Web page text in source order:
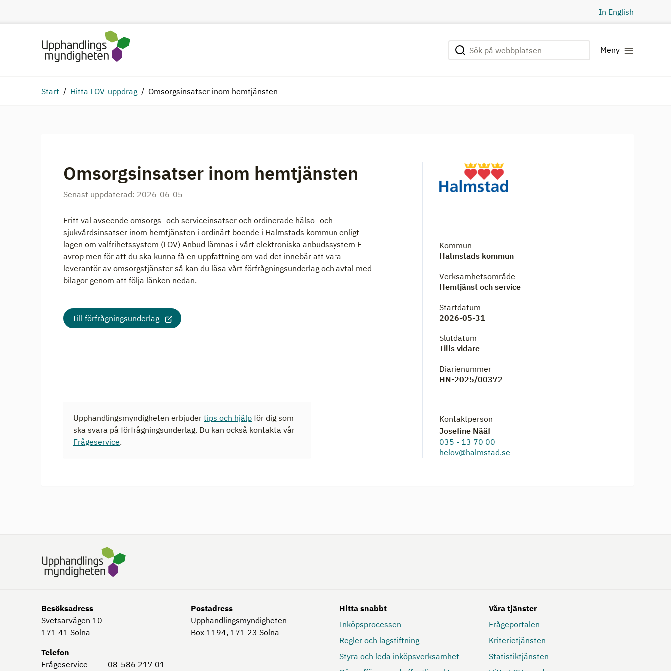
In English
Sök på webbplatsen
Genomför sökning Meny
Start Hitta LOV-uppdrag Omsorgsinsatser inom hemtjänsten
Omsorgsinsatser inom hemtjänsten
Senast uppdaterad: 2026-06-05
Fritt val avseende omsorgs- och serviceinsatser och ordinerade hälso- och
sjukvårdsinsatser inom hemtjänsten i ordinärt boende i Halmstads kommun enligt
lagen om valfrihetssystem (LOV) Anbud lämnas i vårt elektroniska anbudssystem E-
avrop men för att du ska kunna få en uppfattning om vad det innebär att vara
leverantör av omsorgstjänster så kan du läsa vårt förfrågningsunderlag och avtal med
bilagor genom att följa länken nedan.
Till förfrågningsunderlag
Upphandlingsmyndigheten erbjuder tips och hjälp för dig som
ska svara på förfrågningsunderlag. Du kan också kontakta vår
Frågeservice.
Kommun
Halmstads kommun
Verksamhetsområde
Hemtjänst och service
Startdatum
2026-05-31
Slutdatum
Tills vidare
Diarienummer
HN-2025/00372
Kontaktperson
Josefine Nääf
035 - 13 70 00
helov@halmstad.se
Besöksadress
Svetsarvägen 10
171 41 Solna
Telefon
Frågeservice
08-586 217 01
Postadress
Upphandlingsmyndigheten
Box 1194, 171 23 Solna
Hitta snabbt
Inköpsprocessen
Regler och lagstiftning
Styra och leda inköpsverksamhet
Våra tjänster
Frågeportalen
Kriterietjänsten
Statistiktjänsten